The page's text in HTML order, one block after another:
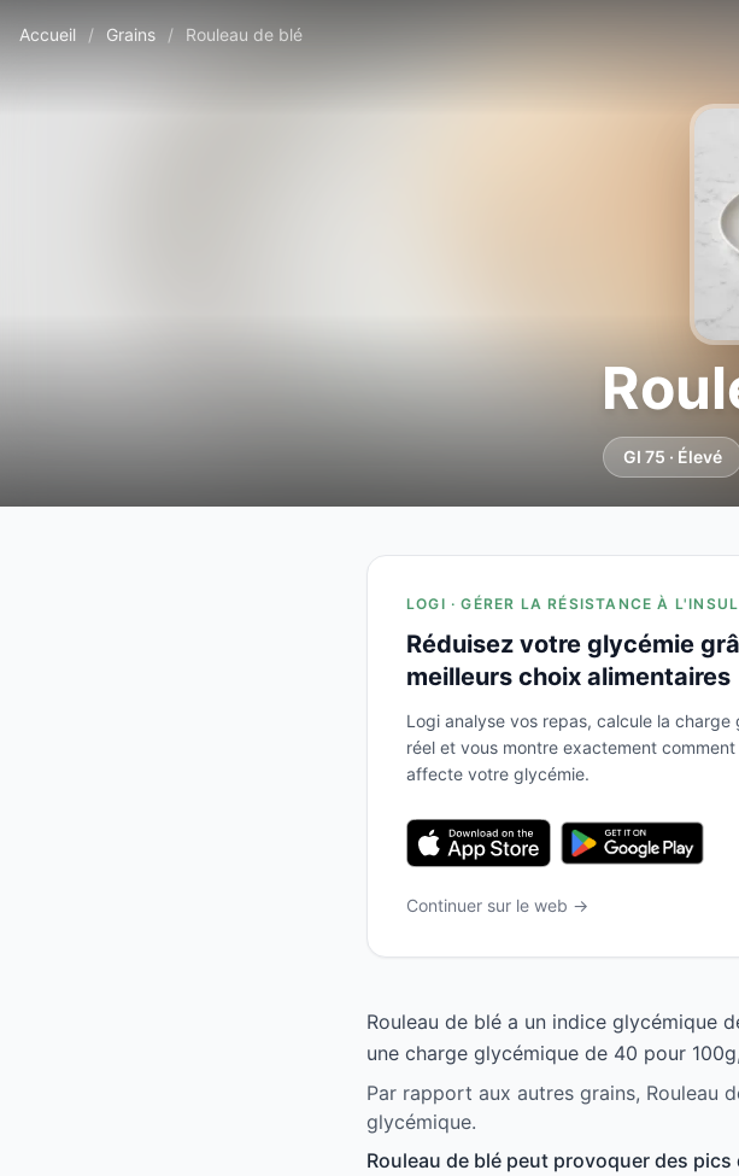
Accueil / Grains / Rouleau de blé
GI 75 · Élevé
LOGI · GÉRER LA RÉSISTANCE À
Réduisez votre glycémie
meilleurs choix alimentaires
Logi analyse vos repas, calcule la
réel et vous montre exactement
affecte votre glycémie.
Continuer sur le web →
Rouleau de blé a un indice glycémique
une charge glycémique de 40 pour
Par rapport aux autres grains, Rouleau
glycémique.
Rouleau de blé peut provoquer des